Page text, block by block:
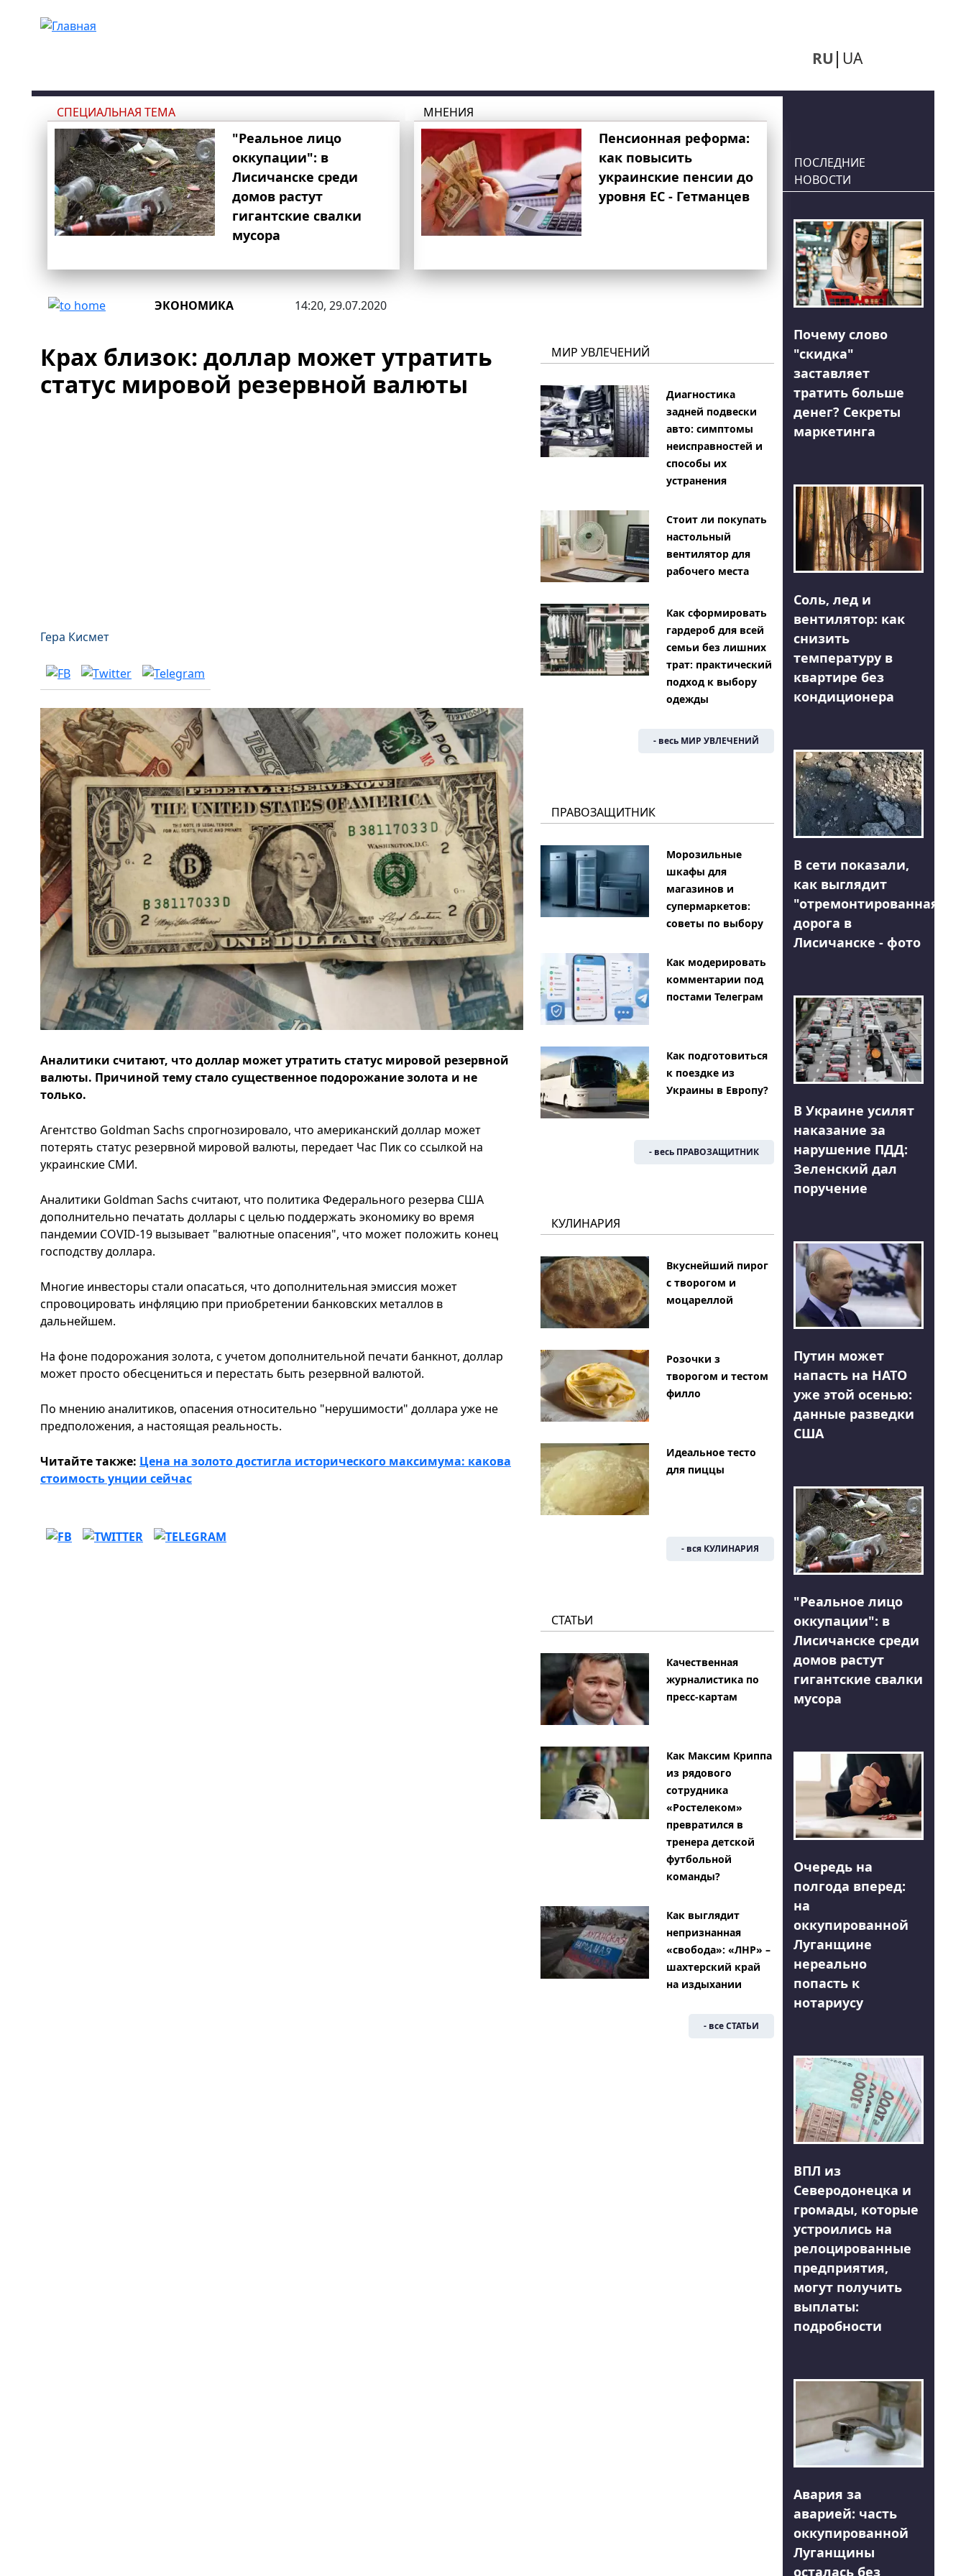
RU UA
СПЕЦИАЛЬНАЯ ТЕМА
"Реальное лицо
оккупации": в
Лисичанске среди
домов растут
гигантские свалки
мусора
МНЕНИЯ
Пенсионная реформа:
как повысить
украинские пенсии до
уровня ЕС - Гетманцев
ЭКОНОМИКА 14:20, 29.07.2020
Крах близок: доллар может утратить
статус мировой резервной валюты
Гера Кисмет
Аналитики считают, что доллар может утратить статус мировой резервной
валюты. Причиной тему стало существенное подорожание золота и не
только.
Агентство Goldman Sachs спрогнозировало, что американский доллар может
потерять статус резервной мировой валюты, передает Час Пик со ссылкой на
украинские СМИ.
Аналитики Goldman Sachs считают, что политика Федерального резерва США
дополнительно печатать доллары с целью поддержать экономику во время
пандемии COVID-19 вызывает "валютные опасения", что может положить конец
господству доллара.
Многие инвесторы стали опасаться, что дополнительная эмиссия может
спровоцировать инфляцию при приобретении банковских металлов в
дальнейшем.
На фоне подорожания золота, с учетом дополнительной печати банкнот, доллар
может просто обесцениться и перестать быть резервной валютой.
По мнению аналитиков, опасения относительно "нерушимости" доллара уже не
предположения, а настоящая реальность.
Читайте также: Цена на золото достигла исторического максимума: какова
стоимость унции сейчас
МИР УВЛЕЧЕНИЙ
Диагностика
задней подвески
авто: симптомы
неисправностей и
способы их
устранения
Стоит ли покупать
настольный
вентилятор для
рабочего места
Как сформировать
гардероб для всей
семьи без лишних
трат: практический
подход к выбору
одежды
- весь МИР УВЛЕЧЕНИЙ
ПРАВОЗАЩИТНИК
Морозильные
шкафы для
магазинов и
супермаркетов:
советы по выбору
Как модерировать
комментарии под
постами Телеграм
Как подготовиться
к поездке из
Украины в Европу?
- весь ПРАВОЗАЩИТНИК
КУЛИНАРИЯ
Вкуснейший пирог
с творогом и
моцареллой
Розочки з
творогом и тестом
филло
Идеальное тесто
для пиццы
- вся КУЛИНАРИЯ
СТАТЬИ
Качественная
журналистика по
пресс-картам
Как Максим Криппа
из рядового
сотрудника
«Ростелеком»
превратился в
тренера детской
футбольной
команды?
Как выглядит
непризнанная
«свобода»: «ЛНР» –
шахтерский край
на издыхании
- все СТАТЬИ
ПОСЛЕДНИЕ
НОВОСТИ
Почему слово
"скидка"
заставляет
тратить больше
денег? Секреты
маркетинга
Соль, лед и
вентилятор: как
снизить
температуру в
квартире без
кондиционера
В сети показали,
как выглядит
"отремонтированная"
дорога в
Лисичанске - фото
В Украине усилят
наказание за
нарушение ПДД:
Зеленский дал
поручение
Путин может
напасть на НАТО
уже этой осенью:
данные разведки
США
"Реальное лицо
оккупации": в
Лисичанске среди
домов растут
гигантские свалки
мусора
Очередь на
полгода вперед:
на
оккупированной
Луганщине
нереально
попасть к
нотариусу
ВПЛ из
Северодонецка и
громады, которые
устроились на
релоцированные
предприятия,
могут получить
выплаты:
подробности
Авария за
аварией: часть
оккупированной
Луганщины
осталась без